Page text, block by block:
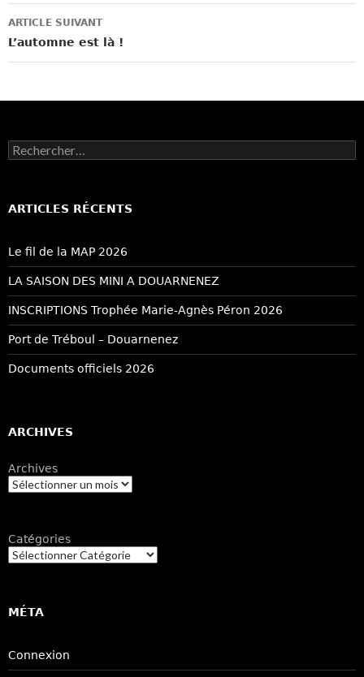
articles
ARTICLE SUIVANT
L’automne est là !
Rechercher :
ARTICLES RÉCENTS
Le fil de la MAP 2026
LA SAISON DES MINI A DOUARNENEZ
INSCRIPTIONS Trophée Marie-Agnès Péron 2026
Port de Tréboul – Douarnenez
Documents officiels 2026
ARCHIVES
Archives
Catégories
MÉTA
Connexion